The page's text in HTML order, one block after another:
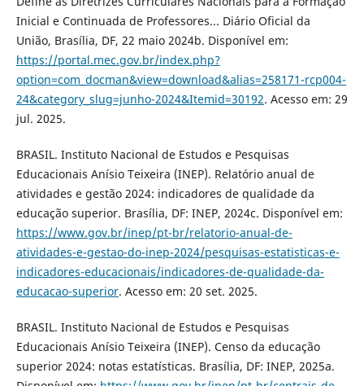
Inicial e Continuada de Professores... Diário Oficial da
União, Brasília, DF, 22 maio 2024b. Disponível em:
https://portal.mec.gov.br/index.php?
option=com_docman&view=download&alias=258171-rcp004-
24&category_slug=junho-2024&Itemid=30192. Acesso em: 29
jul. 2025.
BRASIL. Instituto Nacional de Estudos e Pesquisas
Educacionais Anísio Teixeira (INEP). Relatório anual de
atividades e gestão 2024: indicadores de qualidade da
educação superior. Brasília, DF: INEP, 2024c. Disponível em:
https://www.gov.br/inep/pt-br/relatorio-anual-de-
atividades-e-gestao-do-inep-2024/pesquisas-estatisticas-e-
indicadores-educacionais/indicadores-de-qualidade-da-
educacao-superior. Acesso em: 20 set. 2025.
BRASIL. Instituto Nacional de Estudos e Pesquisas
Educacionais Anísio Teixeira (INEP). Censo da educação
superior 2024: notas estatísticas. Brasília, DF: INEP, 2025a.